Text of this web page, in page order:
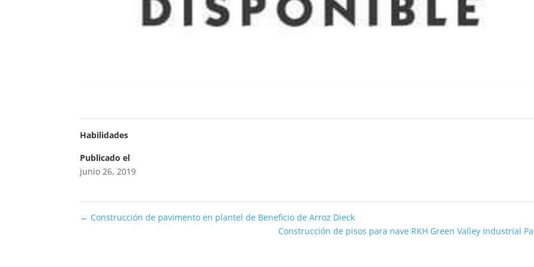
Habilidades
Publicado el
junio 26, 2019
← Construcción de pavimento en plantel de Beneficio de Arroz Dieck
Construcción de pisos para nave RKH Green Valley Industrial